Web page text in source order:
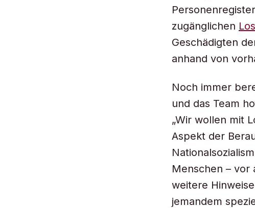
zugänglichen
Geschädigten
anhand von
Noch immer
und das Team
„Wir wollen mit
Aspekt der
Menschen – vor
weitere
jemandem